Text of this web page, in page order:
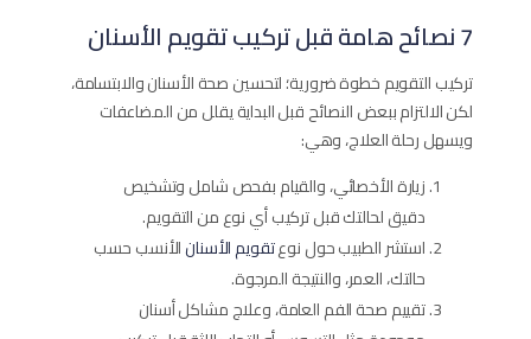
7 نصائح هامة قبل تركيب تقويم الأسنان
تركيب التقويم خطوة ضرورية؛ لتحسين صحة الأسنان والابتسامة،
لكن الالتزام ببعض النصائح قبل البداية يقلل من المضاعفات
ويسهل رحلة العلاج، وهي:
زيارة الأخصائي، والقيام بفحص شامل وتشخيص
دقيق لحالتك قبل تركيب أي نوع من التقويم.
استشر الطبيب حول نوعتقويم الأسنانالأنسب حسب
حالتك، العمر، والنتيجة المرجوة.
تقييم صحة الفم العامة، وعلاج مشاكل أسنان